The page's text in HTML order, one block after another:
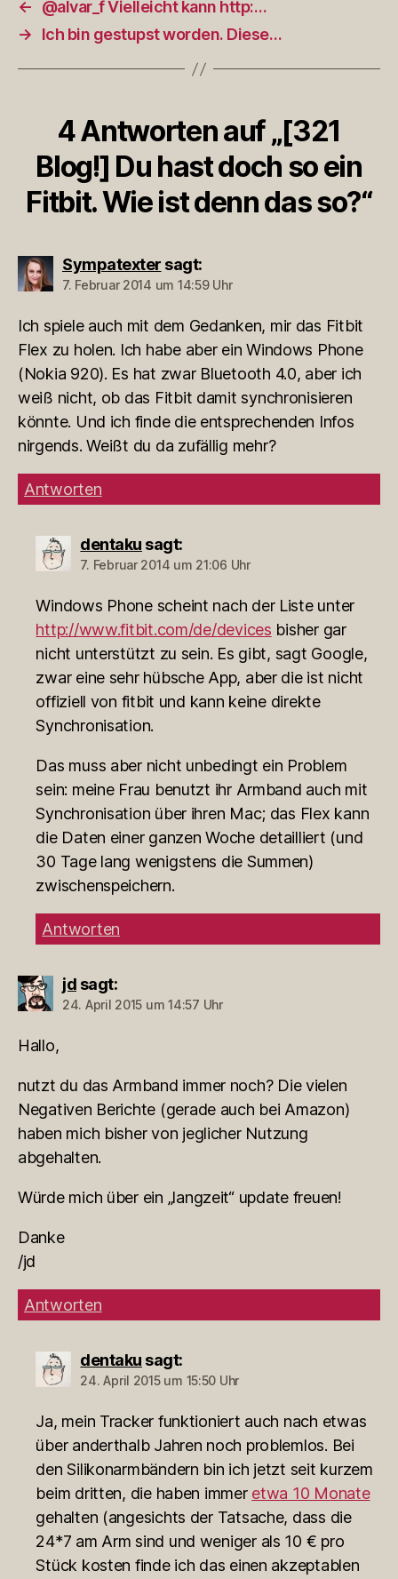
←
@alvar_f Vielleicht kann http:…
→
Ich bin gestupst worden. Diese…
4 Antworten auf „[321
Blog!] Du hast doch so ein
Fitbit. Wie ist denn das so?“
Sympatexter sagt:
7. Februar 2014 um 14:59 Uhr
Ich spiele auch mit dem Gedanken, mir das Fitbit
Flex zu holen. Ich habe aber ein Windows Phone
(Nokia 920). Es hat zwar Bluetooth 4.0, aber ich
weiß nicht, ob das Fitbit damit synchronisieren
könnte. Und ich finde die entsprechenden Infos
nirgends. Weißt du da zufällig mehr?
Antworten
dentaku sagt:
7. Februar 2014 um 21:06 Uhr
Windows Phone scheint nach der Liste unter
http://www.fitbit.com/de/devices bisher gar
nicht unterstützt zu sein. Es gibt, sagt Google,
zwar eine sehr hübsche App, aber die ist nicht
offiziell von fitbit und kann keine direkte
Synchronisation.
Das muss aber nicht unbedingt ein Problem
sein: meine Frau benutzt ihr Armband auch mit
Synchronisation über ihren Mac; das Flex kann
die Daten einer ganzen Woche detailliert (und
30 Tage lang wenigstens die Summen)
zwischenspeichern.
Antworten
jd sagt:
24. April 2015 um 14:57 Uhr
Hallo,
nutzt du das Armband immer noch? Die vielen
Negativen Berichte (gerade auch bei Amazon)
haben mich bisher von jeglicher Nutzung
abgehalten.
Würde mich über ein „langzeit“ update freuen!
Danke
/jd
Antworten
dentaku sagt:
24. April 2015 um 15:50 Uhr
Ja, mein Tracker funktioniert auch nach etwas
über anderthalb Jahren noch problemlos. Bei
den Silikonarmbändern bin ich jetzt seit kurzem
beim dritten, die haben immer etwa 10 Monate
gehalten (angesichts der Tatsache, dass die
24*7 am Arm sind und weniger als 10 € pro
Stück kosten finde ich das einen akzeptablen